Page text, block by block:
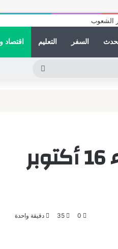
السفر التعليم اقتصاد
سعر الذهب اليوم في مصر الأربعاء 16 أكتوبر
0
35 دقيقة واحدة